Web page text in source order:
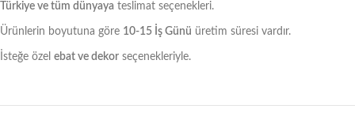
Türkiye ve tüm dünyaya teslimat seçenekleri.
Ürünlerin boyutuna göre 10-15 İş Günü üretim süresi vardır.
İsteğe özel ebat ve dekor seçenekleriyle.